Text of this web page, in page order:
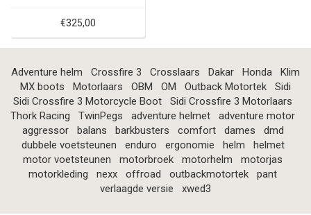
€325,00
Adventure helm Crossfire 3 Crosslaars Dakar Honda
Klim
MX boots
Motorlaars OBM OM Outback Motortek
Sidi
Sidi Crossfire 3 Motorcycle Boot
Sidi Crossfire 3 Motorlaars
Thork Racing
TwinPegs adventure helmet
adventure motor
aggressor
balans barkbusters comfort dames
dmd
dubbele voetsteunen
enduro ergonomie helm
helmet
motor voetsteunen
motorbroek motorhelm
motorjas
motorkleding
nexx offroad outbackmotortek
pant
verlaagde versie
xwed3